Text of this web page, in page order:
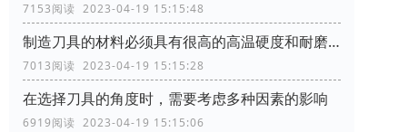
7153阅读 2023-04-19 15:15:48
制造刀具的材料必须具有很高的高温硬度和耐磨性
7013阅读 2023-04-19 15:15:28
在选择刀具的角度时，需要考虑多种因素的影响
6919阅读 2023-04-19 15:15:06